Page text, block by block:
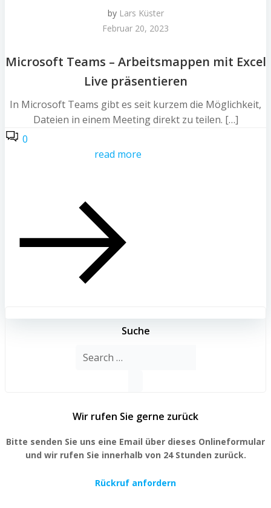
by Lars Küster
Februar 20, 2023
Microsoft Teams – Arbeitsmappen mit Excel
Live präsentieren
In Microsoft Teams gibt es seit kurzem die Möglichkeit,
Dateien in einem Meeting direkt zu teilen. […]
0
read more
Suche
Search
Wir rufen Sie gerne zurück
Bitte senden Sie uns eine Email über dieses Onlineformular
und wir rufen Sie innerhalb von 24 Stunden zurück.
Rückruf anfordern